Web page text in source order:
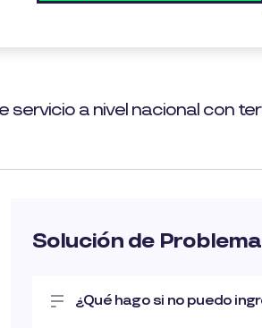
a nivel nacional con
Solución de
¿Qué hago si no puedo